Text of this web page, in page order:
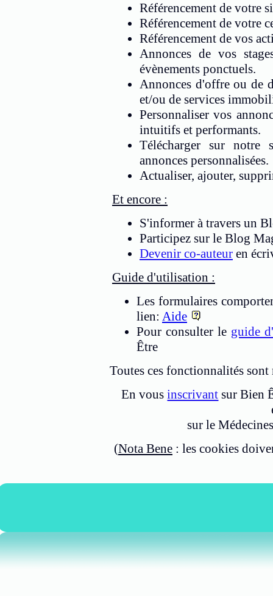
Référencement de votre
Référencement de votre
Référencement de vos
Annonces de vos
évènements ponctuels.
Annonces d'offre ou de
et/ou de services
Personnaliser vos
intuitifs et performants.
Télécharger sur notre
annonces personnalisées.
Actualiser, ajouter,
Et encore :
S'informer à travers un
Participez sur le Blog
Devenir co-auteur en
Guide d'utilisation :
Les formulaires
lien: Aide
Pour consulter le guide
Être
Toutes ces fonctionnalités
En vousinscrivant sur Bien
sur le
(Nota Bene : les cookies